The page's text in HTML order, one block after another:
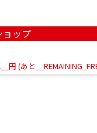
ョップ
円(あと